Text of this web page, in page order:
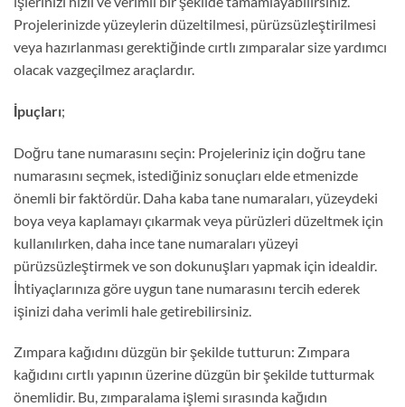
Projelerinizde yüzeylerin düzeltilmesi, pürüzsüzleştirilmesi
veya hazırlanması gerektiğinde cırtlı zımparalar size yardımcı
olacak vazgeçilmez araçlardır.
İpuçları;
Doğru tane numarasını seçin: Projeleriniz için doğru tane
numarasını seçmek, istediğiniz sonuçları elde etmenizde
önemli bir faktördür. Daha kaba tane numaraları, yüzeydeki
boya veya kaplamayı çıkarmak veya pürüzleri düzeltmek için
kullanılırken, daha ince tane numaraları yüzeyi
pürüzsüzleştirmek ve son dokunuşları yapmak için idealdir.
İhtiyaçlarınıza göre uygun tane numarasını tercih ederek
işinizi daha verimli hale getirebilirsiniz.
Zımpara kağıdını düzgün bir şekilde tutturun: Zımpara
kağıdını cırtlı yapının üzerine düzgün bir şekilde tutturmak
önemlidir. Bu, zımparalama işlemi sırasında kağıdın